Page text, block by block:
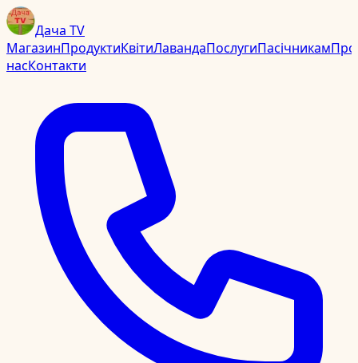
Дача TV
МагазинПродуктиКвітиЛавандаПослугиПасічникамПро
насКонтакти